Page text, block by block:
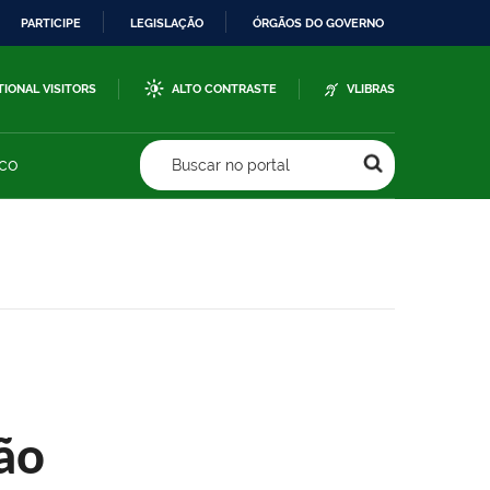
PARTICIPE LEGISLAÇÃO ÓRGÃOS DO GOVERNO
VISITORS ALTO CONTRASTE VLIBRAS
Buscar no portal